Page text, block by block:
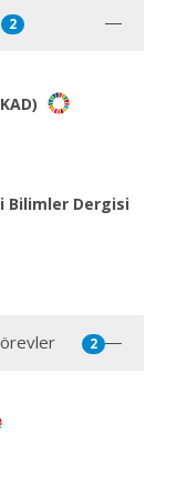
2
Bilimler Dergisi
2